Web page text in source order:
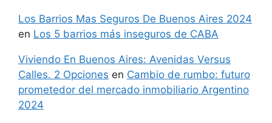
Los Barrios Mas Seguros De Buenos Aires 2024
en Los 5 barrios más inseguros de CABA
Viviendo En Buenos Aires: Avenidas Versus
Calles. 2 Opciones en Cambio de rumbo: futuro
prometedor del mercado inmobiliario Argentino
2024